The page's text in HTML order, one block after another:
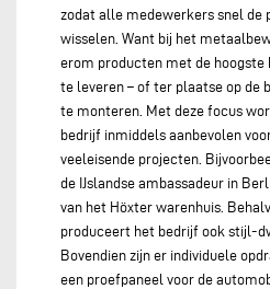
zodat alle medewerkers snel de
wisselen. Want bij het
erom producten met de
te leveren – of ter plaatse op de
te monteren. Met deze focus
bedrijf inmiddels aanbevolen
veeleisende projecten.
de IJslandse ambassadeur in
van het Höxter warenhuis.
produceert het bedrijf ook stijl-
Bovendien zijn er individuele
een proefpaneel voor de